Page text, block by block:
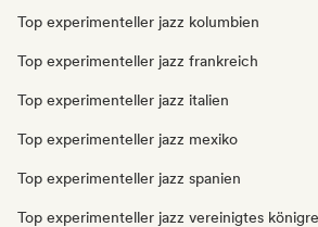
Top experimenteller jazz kolumbien
Top experimenteller jazz frankreich
Top experimenteller jazz italien
Top experimenteller jazz mexiko
Top experimenteller jazz spanien
Top experimenteller jazz vereinigtes